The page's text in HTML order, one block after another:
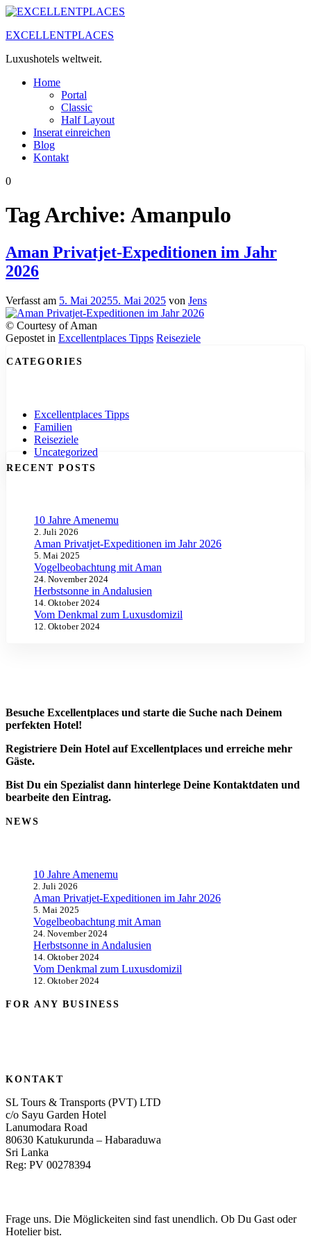
Zum
springen
EXCELLENTPLACES
Luxushotels weltweit.
Home
Portal
Classic
Half Layout
Inserat einreichen
Blog
Kontakt
0
Tag Archive: Amanpulo
Aman Privatjet-Expeditionen im Jahr
2026
Verfasst am 5. Mai 20255. Mai 2025 von Jens
© Courtesy of Aman
Gepostet in Excellentplaces Tipps Reiseziele
CATEGORIES
Excellentplaces Tipps
Familien
Reiseziele
Uncategorized
RECENT POSTS
10 Jahre Amenemu
2. Juli 2026
Aman Privatjet-Expeditionen im Jahr 2026
5. Mai 2025
Vogelbeobachtung mit Aman
24. November 2024
Herbstsonne in Andalusien
14. Oktober 2024
Vom Denkmal zum Luxusdomizil
12. Oktober 2024
Besuche Excellentplaces und starte die Suche nach Deinem
perfekten Hotel!
Registriere Dein Hotel auf Excellentplaces und erreiche mehr
Gäste.
Bist Du ein Spezialist dann hinterlege Deine Kontaktdaten und
bearbeite den Eintrag.
NEWS
10 Jahre Amenemu
2. Juli 2026
Aman Privatjet-Expeditionen im Jahr 2026
5. Mai 2025
Vogelbeobachtung mit Aman
24. November 2024
Herbstsonne in Andalusien
14. Oktober 2024
Vom Denkmal zum Luxusdomizil
12. Oktober 2024
FOR ANY BUSINESS
KONTAKT
SL Tours & Transports (PVT) LTD
c/o Sayu Garden Hotel
Lanumodara Road
80630 Katukurunda – Habaraduwa
Sri Lanka
Reg: PV 00278394
Frage uns. Die Möglickeiten sind fast unendlich. Ob Du Gast oder
Hotelier bist.